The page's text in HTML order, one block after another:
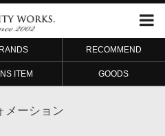
RECOMMEND
ITEM GOODS
メーション